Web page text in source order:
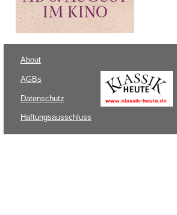
About
AGBs
Datenschutz
Haftungsausschluss